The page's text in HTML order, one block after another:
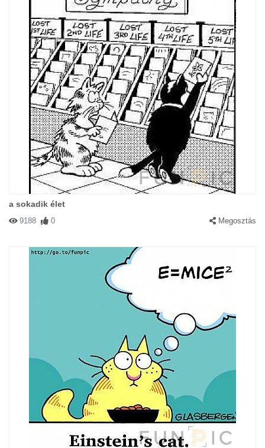
a sokadik élet
9188 0 Megosztás